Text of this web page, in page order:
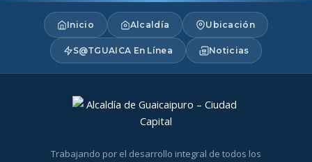
Inicio Alcaldía Ubicación
S@TGUAICA En Línea Noticias
Trabajando por el desarrollo integral de todos los